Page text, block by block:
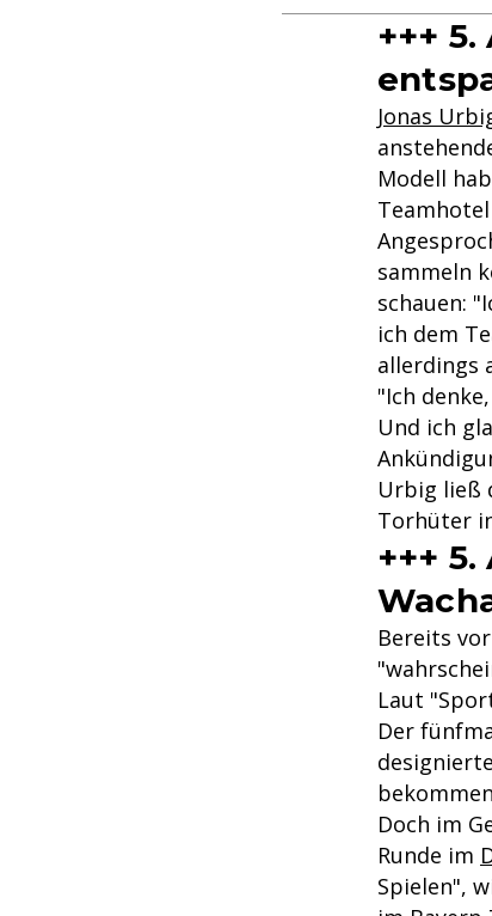
+++
Jonas
Modell
sammeln
schauen:
ich dem
allerdings
"Ich
Und ich
Urbig ließ
Torhüter
+++
Bereits
Laut
Der
Doch im
Runde im
Spielen",